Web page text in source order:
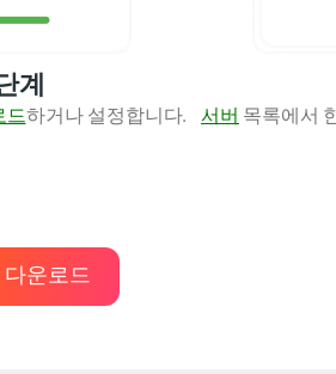
계
드하거나 설정합니다. 서버목록에서
다운로드